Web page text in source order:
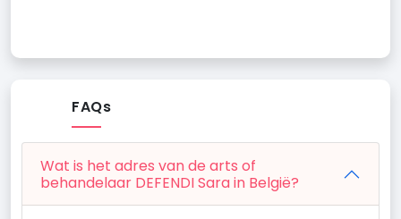
FAQs
Wat is het adres van de arts of
behandelaar DEFENDI Sara in België?